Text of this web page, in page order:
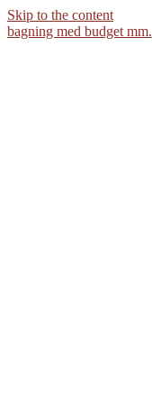
Skip to the content
bagning med budget mm.